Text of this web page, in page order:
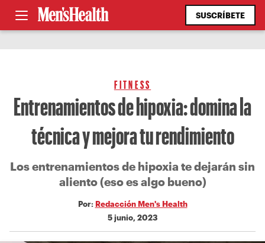
SUSCRÍBETE
FITNESS
Entrenamientos de hipoxia: domina la
técnica y mejora tu rendimiento
Los entrenamientos de hipoxia te dejarán sin
aliento (eso es algo bueno)
Por: Redacción Men's Health
5 junio, 2023